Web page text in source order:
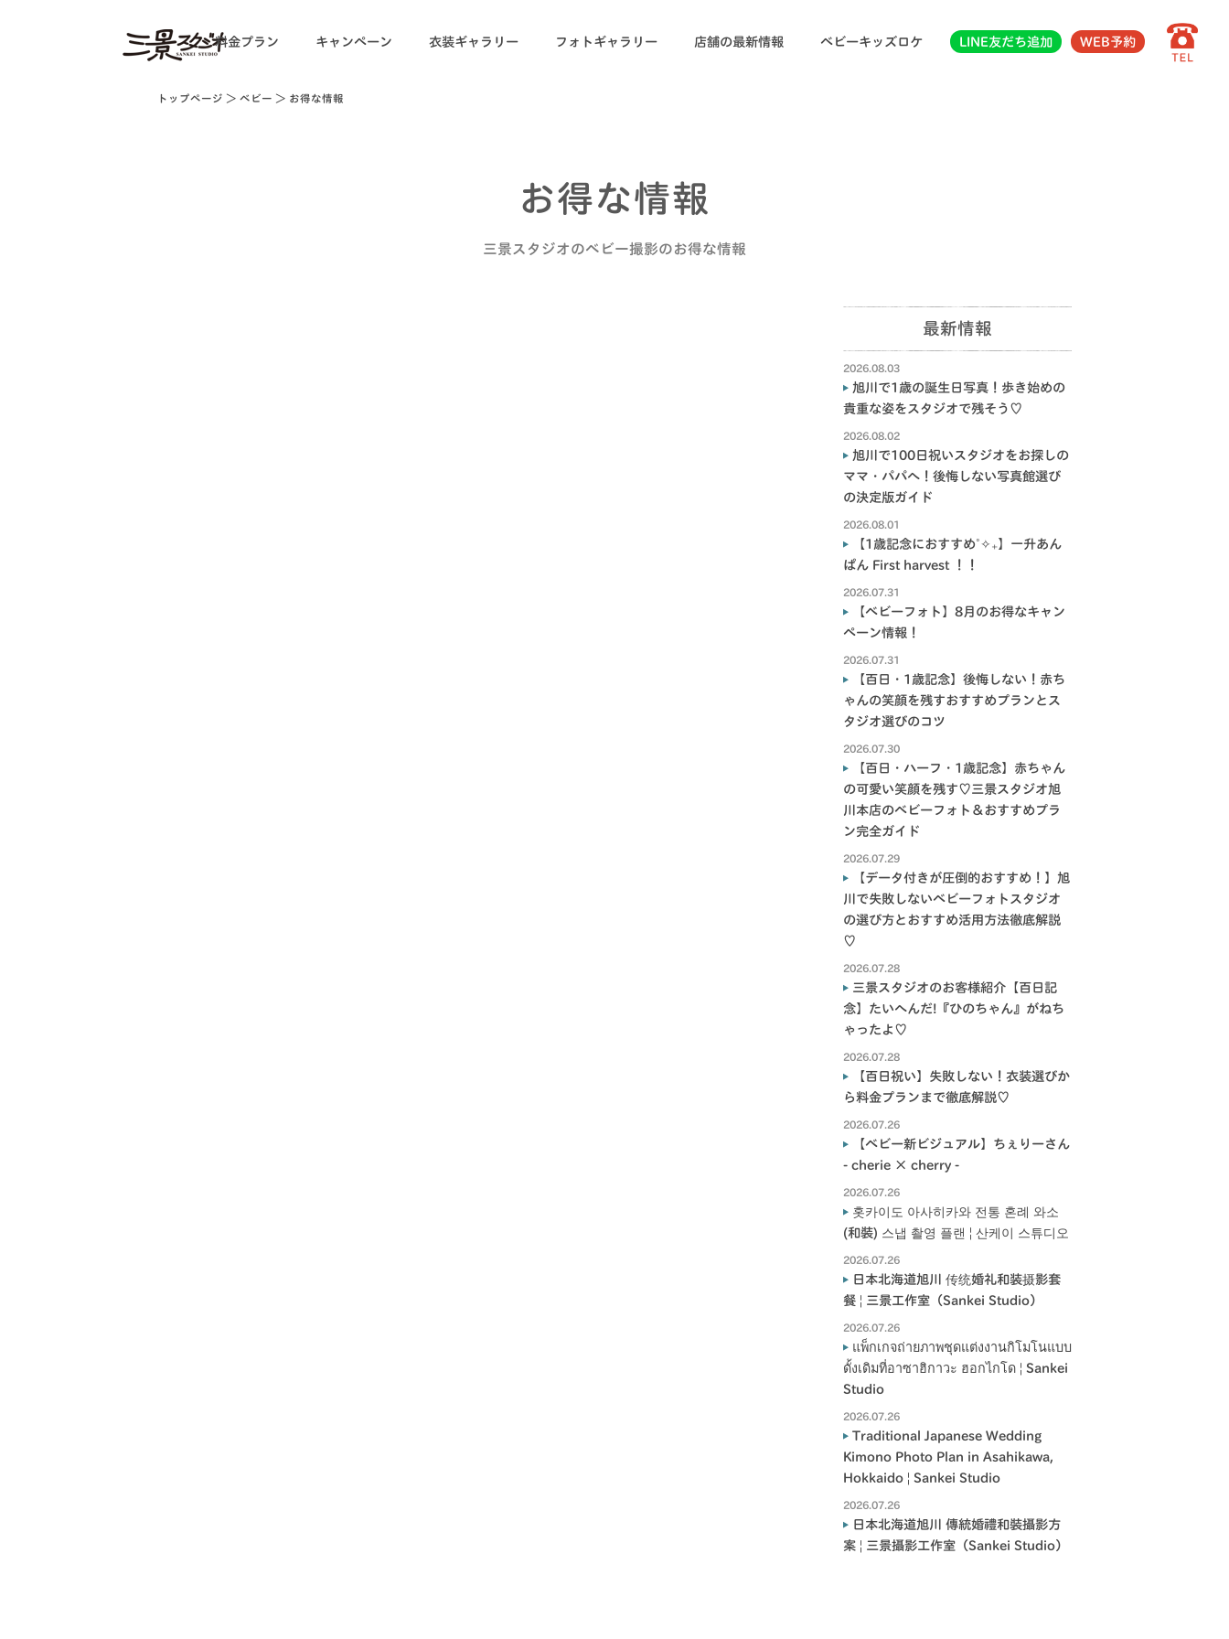
料金プラン キャンペーン 衣装ギャラリー フォトギャラリー 店舗の最新情報 ベビーキッズロケ LINE友だち追加 WEB予約
トップページ ＞ ベビー ＞ お得な情報
お得な情報
三景スタジオのベビー撮影のお得な情報
最新情報
2026.08.03
旭川で1歳の誕生日写真！歩き始めの
貴重な姿をスタジオで残そう♡
2026.08.02
旭川で100日祝いスタジオをお探しの
ママ・パパへ！後悔しない写真館選び
の決定版ガイド
2026.08.01
【1歳記念におすすめ˚✧₊】一升あん
ぱん First harvest ！！
2026.07.31
【ベビーフォト】8月のお得なキャン
ペーン情報！
2026.07.31
【百日・1歳記念】後悔しない！赤ち
ゃんの笑顔を残すおすすめプランとス
タジオ選びのコツ
2026.07.30
【百日・ハーフ・1歳記念】赤ちゃん
の可愛い笑顔を残す♡三景スタジオ旭
川本店のベビーフォト＆おすすめプラ
ン完全ガイド
2026.07.29
【データ付きが圧倒的おすすめ！】旭
川で失敗しないベビーフォトスタジオ
の選び方とおすすめ活用方法徹底解説
♡
2026.07.28
三景スタジオのお客様紹介【百日記
念】たいへんだ!『ひのちゃん』がねち
ゃったよ♡
2026.07.28
【百日祝い】失敗しない！衣装選びか
ら料金プランまで徹底解説♡
2026.07.26
【ベビー新ビジュアル】ちぇりーさん
- cherie × cherry -
2026.07.26
홋카이도 아사히카와 전통 혼례 와소
(和裝) 스냅 촬영 플랜 | 산케이 스튜디오
2026.07.26
日本北海道旭川 传统婚礼和装摄影套
餐 | 三景工作室（Sankei Studio）
2026.07.26
แพ็กเกจถ่ายภาพชุดแต่งงานกิโมโนแบบ
ดั้งเดิมที่อาซาฮิกาวะ ฮอกไกโด | Sankei
Studio
2026.07.26
Traditional Japanese Wedding
Kimono Photo Plan in Asahikawa,
Hokkaido | Sankei Studio
2026.07.26
日本北海道旭川 傳統婚禮和裝攝影方
案 | 三景攝影工作室（Sankei Studio）